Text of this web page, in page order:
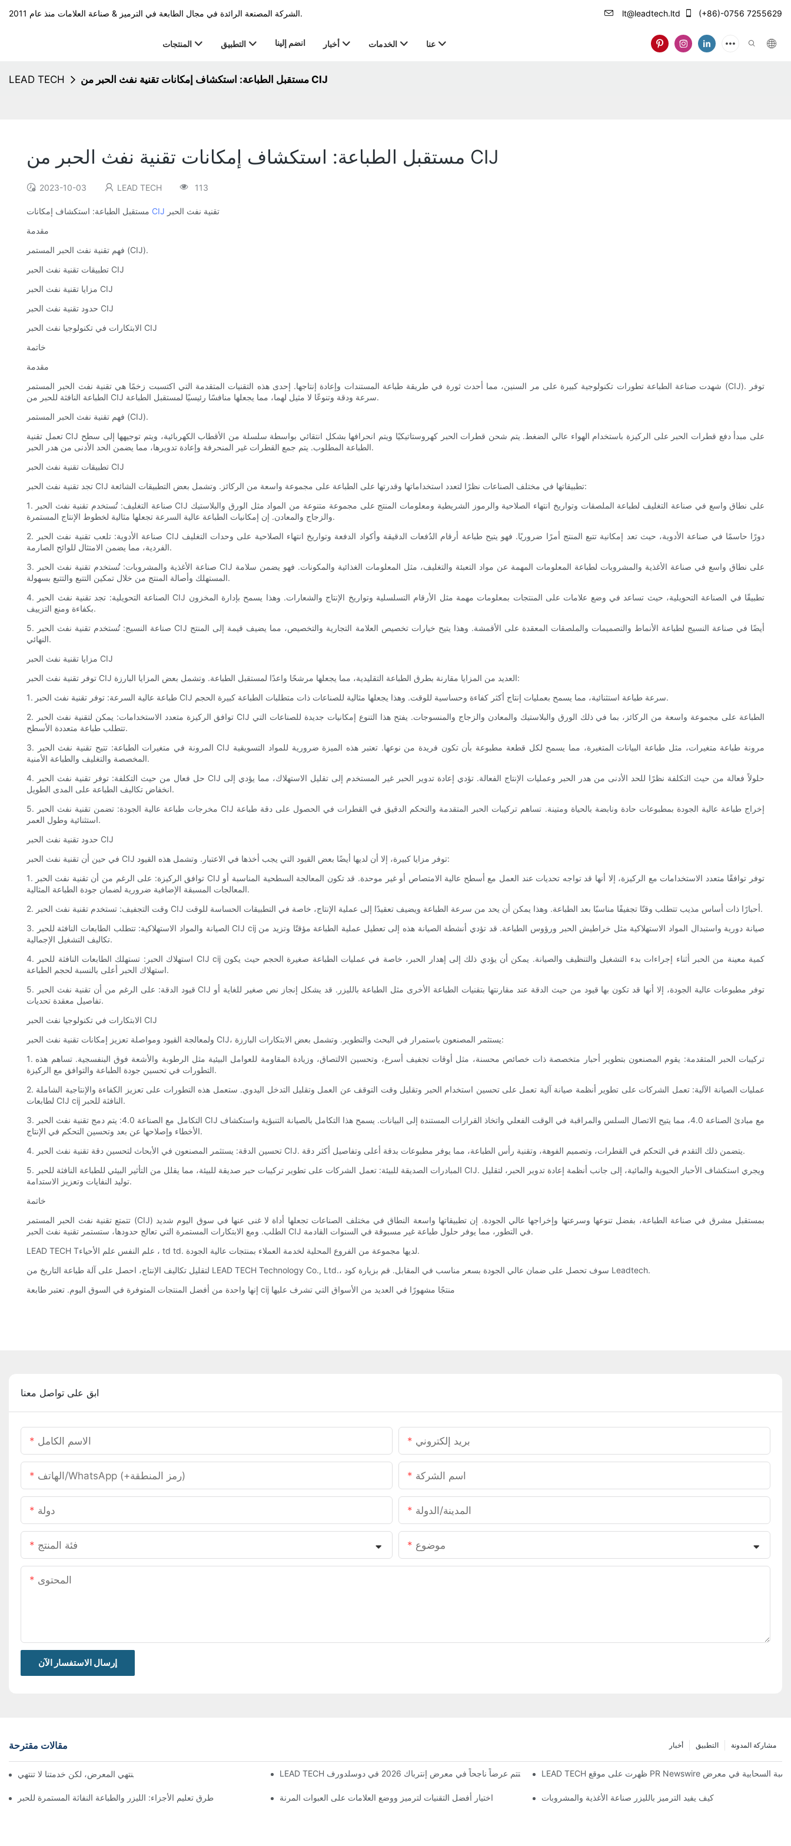
الشركة المصنعة الرائدة في مجال الطابعة في الترميز & صناعة العلامات منذ عام 2011. lt@leadtech.ltd (+86)-0756 7255629
المنتجات التطبيق انضم إلينا أخبار الخدمات عنا
LEAD TECH مستقبل الطباعة: استكشاف إمكانات تقنية نفث الحبر من CIJ
مستقبل الطباعة: استكشاف إمكانات تقنية نفث الحبر من CIJ
2023-10-03 LEAD TECH 113
CIJ تقنية نفث الحبر
مقدمة
فهم تقنية نفث الحبر المستمر (CIJ).
تطبيقات تقنية نفث الحبر CIJ
مزايا تقنية نفث الحبر CIJ
حدود تقنية نفث الحبر CIJ
الابتكارات في تكنولوجيا نفث الحبر CIJ
خاتمة
مقدمة
شهدت صناعة الطباعة تطورات تكنولوجية كبيرة على مر السنين، مما أحدث ثورة في طريقة طباعة المستندات وإعادة إنتاجها. إحدى هذه التقنيات المتقدمة التي اكتسبت زخمًا هي تقنية نفث الحبر المستمر (CIJ). توفر
الطباعة النافثة للحبر من CIJ سرعة ودقة وتنوعًا لا مثيل لهما، مما يجعلها منافسًا رئيسيًا لمستقبل الطباعة.
فهم تقنية نفث الحبر المستمر (CIJ).
تعمل تقنية CIJ على مبدأ دفع قطرات الحبر على الركيزة باستخدام الهواء عالي الضغط. يتم شحن قطرات الحبر كهروستاتيكيًا ويتم انحرافها بشكل انتقائي بواسطة سلسلة من الأقطاب الكهربائية، ويتم توجيهها إلى سطح
الطباعة المطلوب. يتم جمع القطرات غير المنحرفة وإعادة تدويرها، مما يضمن الحد الأدنى من هدر الحبر.
تطبيقات تقنية نفث الحبر CIJ
تجد تقنية نفث الحبر CIJ تطبيقاتها في مختلف الصناعات نظرًا لتعدد استخداماتها وقدرتها على الطباعة على مجموعة واسعة من الركائز. وتشمل بعض التطبيقات الشائعة:
1. صناعة التغليف: تُستخدم تقنية نفث الحبر CIJ على نطاق واسع في صناعة التغليف لطباعة الملصقات وتواريخ انتهاء الصلاحية والرموز الشريطية ومعلومات المنتج على مجموعة متنوعة من المواد مثل الورق والبلاستيك
والزجاج والمعادن. إن إمكانيات الطباعة عالية السرعة تجعلها مثالية لخطوط الإنتاج المستمرة.
2. صناعة الأدوية: تلعب تقنية نفث الحبر CIJ دورًا حاسمًا في صناعة الأدوية، حيث تعد إمكانية تتبع المنتج أمرًا ضروريًا. فهو يتيح طباعة أرقام الدُفعات الدقيقة وأكواد الدفعة وتواريخ انتهاء الصلاحية على وحدات التغليف
الفردية، مما يضمن الامتثال للوائح الصارمة.
3. صناعة الأغذية والمشروبات: تُستخدم تقنية نفث الحبر CIJ على نطاق واسع في صناعة الأغذية والمشروبات لطباعة المعلومات المهمة عن مواد التعبئة والتغليف، مثل المعلومات الغذائية والمكونات. فهو يضمن سلامة
المستهلك وأصالة المنتج من خلال تمكين التتبع والتتبع بسهولة.
4. الصناعة التحويلية: تجد تقنية نفث الحبر CIJ تطبيقًا في الصناعة التحويلية، حيث تساعد في وضع علامات على المنتجات بمعلومات مهمة مثل الأرقام التسلسلية وتواريخ الإنتاج والشعارات. وهذا يسمح بإدارة المخزون
بكفاءة ومنع التزييف.
5. صناعة النسيج: تُستخدم تقنية نفث الحبر CIJ أيضًا في صناعة النسيج لطباعة الأنماط والتصميمات والملصقات المعقدة على الأقمشة. وهذا يتيح خيارات تخصيص العلامة التجارية والتخصيص، مما يضيف قيمة إلى المنتج
النهائي.
مزايا تقنية نفث الحبر CIJ
توفر تقنية نفث الحبر CIJ العديد من المزايا مقارنة بطرق الطباعة التقليدية، مما يجعلها مرشحًا واعدًا لمستقبل الطباعة. وتشمل بعض المزايا البارزة:
1. طباعة عالية السرعة: توفر تقنية نفث الحبر CIJ سرعة طباعة استثنائية، مما يسمح بعمليات إنتاج أكثر كفاءة وحساسية للوقت. وهذا يجعلها مثالية للصناعات ذات متطلبات الطباعة كبيرة الحجم.
2. توافق الركيزة متعدد الاستخدامات: يمكن لتقنية نفث الحبر CIJ الطباعة على مجموعة واسعة من الركائز، بما في ذلك الورق والبلاستيك والمعادن والزجاج والمنسوجات. يفتح هذا التنوع إمكانيات جديدة للصناعات التي
تتطلب طباعة متعددة الأسطح.
3. المرونة في متغيرات الطباعة: تتيح تقنية نفث الحبر CIJ مرونة طباعة متغيرات، مثل طباعة البيانات المتغيرة، مما يسمح لكل قطعة مطبوعة بأن تكون فريدة من نوعها. تعتبر هذه الميزة ضرورية للمواد التسويقية
المخصصة والتغليف والطباعة الأمنية.
4. حل فعال من حيث التكلفة: توفر تقنية نفث الحبر CIJ حلولاً فعالة من حيث التكلفة نظرًا للحد الأدنى من هدر الحبر وعمليات الإنتاج الفعالة. تؤدي إعادة تدوير الحبر غير المستخدم إلى تقليل الاستهلاك، مما يؤدي إلى
انخفاض تكاليف الطباعة على المدى الطويل.
5. مخرجات طباعة عالية الجودة: تضمن تقنية نفث الحبر CIJ إخراج طباعة عالية الجودة بمطبوعات حادة ونابضة بالحياة ومتينة. تساهم تركيبات الحبر المتقدمة والتحكم الدقيق في القطرات في الحصول على دقة طباعة
استثنائية وطول العمر.
حدود تقنية نفث الحبر CIJ
في حين أن تقنية نفث الحبر CIJ توفر مزايا كبيرة، إلا أن لديها أيضًا بعض القيود التي يجب أخذها في الاعتبار. وتشمل هذه القيود:
1. توافق الركيزة: على الرغم من أن تقنية نفث الحبر CIJ توفر توافقًا متعدد الاستخدامات مع الركيزة، إلا أنها قد تواجه تحديات عند العمل مع أسطح عالية الامتصاص أو غير موحدة. قد تكون المعالجة السطحية المناسبة أو
المعالجات المسبقة الإضافية ضرورية لضمان جودة الطباعة المثالية.
2. وقت التجفيف: تستخدم تقنية نفث الحبر CIJ أحبارًا ذات أساس مذيب تتطلب وقتًا تجفيفًا مناسبًا بعد الطباعة. وهذا يمكن أن يحد من سرعة الطباعة ويضيف تعقيدًا إلى عملية الإنتاج، خاصة في التطبيقات الحساسة للوقت.
3. الصيانة والمواد الاستهلاكية: تتطلب الطابعات النافثة للحبر CIJ cij صيانة دورية واستبدال المواد الاستهلاكية مثل خراطيش الحبر ورؤوس الطباعة. قد تؤدي أنشطة الصيانة هذه إلى تعطيل عملية الطباعة مؤقتًا وتزيد من
تكاليف التشغيل الإجمالية.
4. استهلاك الحبر: تستهلك الطابعات النافثة للحبر CIJ cij كمية معينة من الحبر أثناء إجراءات بدء التشغيل والتنظيف والصيانة. يمكن أن يؤدي ذلك إلى إهدار الحبر، خاصة في عمليات الطباعة صغيرة الحجم حيث يكون
استهلاك الحبر أعلى بالنسبة لحجم الطباعة.
5. قيود الدقة: على الرغم من أن تقنية نفث الحبر CIJ توفر مطبوعات عالية الجودة، إلا أنها قد تكون بها قيود من حيث الدقة عند مقارنتها بتقنيات الطباعة الأخرى مثل الطباعة بالليزر. قد يشكل إنجاز نص صغير للغاية أو
تفاصيل معقدة تحديات.
الابتكارات في تكنولوجيا نفث الحبر CIJ
ولمعالجة القيود ومواصلة تعزيز إمكانات تقنية نفث الحبر CIJ، يستثمر المصنعون باستمرار في البحث والتطوير. وتشمل بعض الابتكارات البارزة:
1. تركيبات الحبر المتقدمة: يقوم المصنعون بتطوير أحبار متخصصة ذات خصائص محسنة، مثل أوقات تجفيف أسرع، وتحسين الالتصاق، وزيادة المقاومة للعوامل البيئية مثل الرطوبة والأشعة فوق البنفسجية. تساهم هذه
التطورات في تحسين جودة الطباعة والتوافق مع الركيزة.
2. عمليات الصيانة الآلية: تعمل الشركات على تطوير أنظمة صيانة آلية تعمل على تحسين استخدام الحبر وتقليل وقت التوقف عن العمل وتقليل التدخل اليدوي. ستعمل هذه التطورات على تعزيز الكفاءة والإنتاجية الشاملة
لطابعات CIJ cij النافثة للحبر.
3. التكامل مع الصناعة 4.0: يتم دمج تقنية نفث الحبر CIJ مع مبادئ الصناعة 4.0، مما يتيح الاتصال السلس والمراقبة في الوقت الفعلي واتخاذ القرارات المستندة إلى البيانات. يسمح هذا التكامل بالصيانة التنبؤية واستكشاف
الأخطاء وإصلاحها عن بعد وتحسين التحكم في الإنتاج.
4. تحسين الدقة: يستثمر المصنعون في الأبحاث لتحسين دقة تقنية نفث الحبر CIJ. يتضمن ذلك التقدم في التحكم في القطرات، وتصميم الفوهة، وتقنية رأس الطباعة، مما يوفر مطبوعات بدقة أعلى وتفاصيل أكثر دقة.
5. المبادرات الصديقة للبيئة: تعمل الشركات على تطوير تركيبات حبر صديقة للبيئة، مما يقلل من التأثير البيئي للطباعة النافثة للحبر CIJ. ويجري استكشاف الأحبار الحيوية والمائية، إلى جانب أنظمة إعادة تدوير الحبر، لتقليل
توليد النفايات وتعزيز الاستدامة.
خاتمة
تتمتع تقنية نفث الحبر المستمر (CIJ) بمستقبل مشرق في صناعة الطباعة، بفضل تنوعها وسرعتها وإخراجها عالي الجودة. إن تطبيقاتها واسعة النطاق في مختلف الصناعات تجعلها أداة لا غنى عنها في سوق اليوم شديد
الطلب. ومع الابتكارات المستمرة التي تعالج حدودها، ستستمر تقنية نفث الحبر CIJ في التطور، مما يوفر حلول طباعة غير مسبوقة في السنوات القادمة.
LEAD TECH Tعلم النفس علم الأحياء ، td td. لديها مجموعة من الفروع المحلية لخدمة العملاء بمنتجات عالية الجودة.
لتقليل تكاليف الإنتاج، احصل على آلة طباعة التاريخ من LEAD TECH Technology Co., Ltd.، سوف تحصل على ضمان عالي الجودة بسعر مناسب في المقابل. قم بزيارة كود Leadtech.
إنها واحدة من أفضل المنتجات المتوفرة في السوق اليوم. تعتبر طابعة cij منتجًا مشهورًا في العديد من الأسواق التي تشرف عليها
ابق على تواصل معنا
الاسم الكامل بريد إلكتروني
الهاتف/WhatsApp (+رمز المنطقة) اسم الشركة
دولة المدينة/الدولة
فئة المنتج موضوع
المحتوى
إرسال الاستفسار الآن
مقالات مقترحة مشاركة المدونة التطبيق أخبار
LEAD TECH يختتم عرضاً ناجحاً في معرض إنترباك 2026 في دوسلدورف
طرق تعليم الأجزاء: الليزر والطباعة النفاثة المستمرة للحبر اختيار أفضل التقنيات لترميز ووضع العلامات على العبوات المرنة كيف يفيد الترميز بالليزر صناعة الأغذية والمشروبات